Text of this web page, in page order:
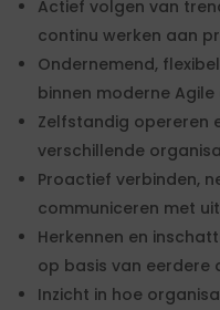
Actief volgen van
continu werken aan
Ondernemend,
binnen moderne Agile
Zelfstandig opereren
verschillende
Proactief verbinden,
communiceren met
Herkennen en
op basis van
Inzicht in hoe